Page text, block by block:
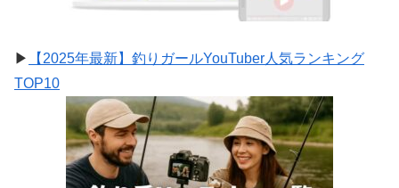
▶
【2025年最新】釣りガールYouTuber人気ランキング
TOP10